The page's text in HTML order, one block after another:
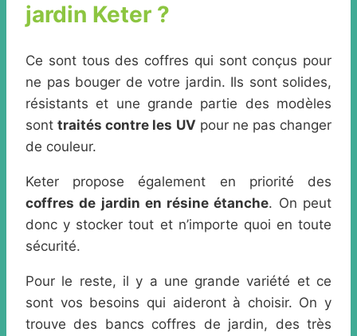
jardin Keter ?
Ce sont tous des coffres qui sont conçus pour
ne pas bouger de votre jardin. Ils sont solides,
résistants et une grande partie des modèles
sonttraités contre les UV pour ne pas changer
de couleur.
Keter propose également en priorité des
coffres de jardin en résine étanche. On peut
donc y stocker tout et n’importe quoi en toute
sécurité.
Pour le reste, il y a une grande variété et ce
sont vos besoins qui aideront à choisir. On y
trouve des bancs coffres de jardin, des très